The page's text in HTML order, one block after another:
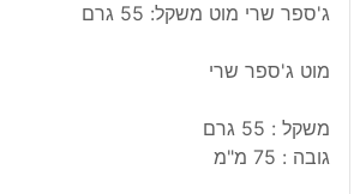
ג'ספר שרי מוט משקל: 55 גרם
מוט ג'ספר שרי
משקל : 55 גרם
גובה : 75 מ"מ